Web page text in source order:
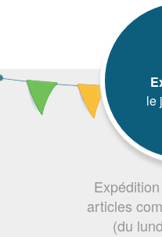
le
articles
(du